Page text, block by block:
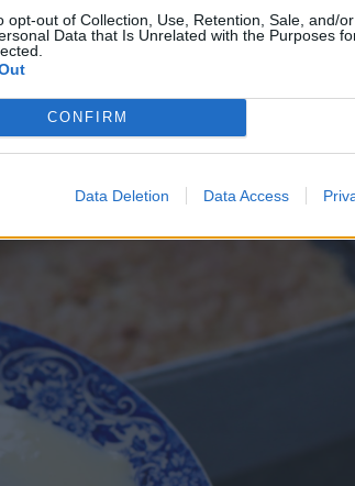
opt-out of Collection, Use, Retention, Sale, and/
Data that Is Unrelated with the Purposes
CONFIRM
Data Deletion Data Access
och blanda om.